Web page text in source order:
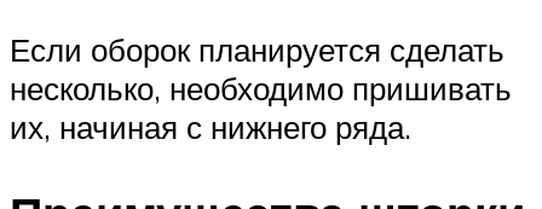
Если оборок планируется сделать
несколько, необходимо пришивать
их, начиная с нижнего ряда.